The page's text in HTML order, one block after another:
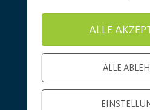
ALLE
ALLE